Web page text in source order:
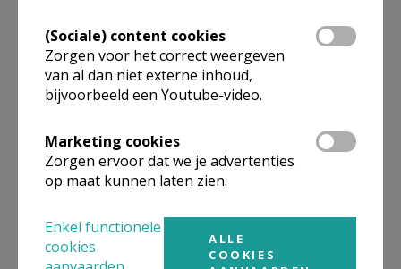
In deze kerk vinden geen weekendvieringen plaats. Via de
onderstaande lijst kan je het aanbod van kerken in de buurt
raadplegen.
Niet gevonden wat je zocht? Hier vind je
links naar kerken, eventueel van andere
organisaties, in de buurt.
Kerken in of nabij
SPALBEEK
(Sociale) content cookies
Zorgen voor het correct weergeven
van al dan niet externe inhoud,
bijvoorbeeld een Youtube-video.
Marketing cookies
Zorgen ervoor dat we je advertenties
op maat kunnen laten zien.
Enkel functionele
cookies
ALLE
COOKIES